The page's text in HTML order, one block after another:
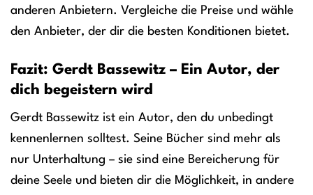
anderen Anbietern. Vergleiche die Preise und wähle
den Anbieter, der dir die besten Konditionen bietet.
Fazit: Gerdt Bassewitz – Ein Autor, der
dich begeistern wird
Gerdt Bassewitz ist ein Autor, den du unbedingt
kennenlernen solltest. Seine Bücher sind mehr als
nur Unterhaltung – sie sind eine Bereicherung für
deine Seele und bieten dir die Möglichkeit, in andere